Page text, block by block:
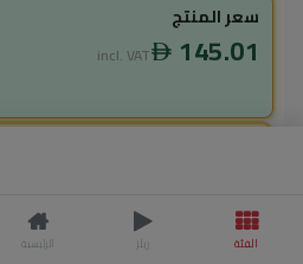
سعر المنتج
145.01
incl. VAT
145.00 وفر14.50
الفئة ريلز الرئيسية